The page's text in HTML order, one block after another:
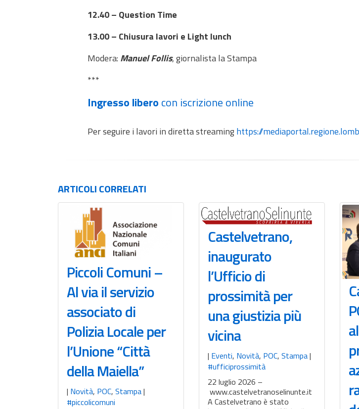
12.40 – Question Time
13.00 – Chiusura lavori e Light lunch
Modera: Manuel Follis, giornalista la Stampa
***
Ingresso libero con iscrizione online
Per seguire i lavori in diretta streaminghttps://
ARTICOLICORRELATI
Piccoli Comuni –
Al via il servizio
associato di
Polizia Locale per
l’Unione “Città
della Maiella”
| Novità, POC, Stampa|
#piccolicomuni
Castelvetrano,
inaugurato
l’Ufficio di
prossimità per
una giustizia più
vicina
| Eventi, Novità, POC, Stampa|
#ufficiprossimità
22 luglio 2026 –
www.castelvetranoselinunte.it
A Castelvetrano è stato